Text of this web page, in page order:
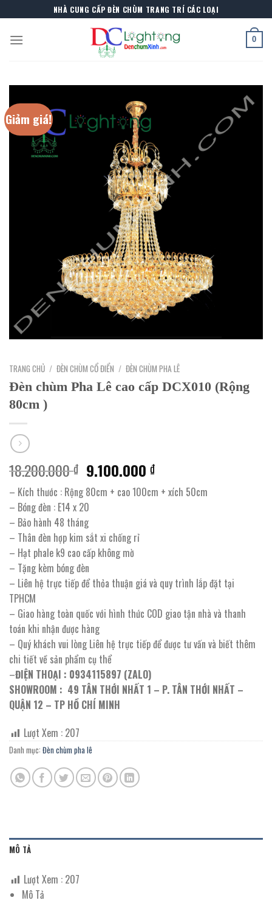
to
content
NHÀ CUNG CẤP ĐÈN CHÙM TRANG TRÍ CÁC LOẠI
0
Giảm giá!
TRANG CHỦ / ĐÈN CHÙM CỔ ĐIỂN / ĐÈN CHÙM PHA LÊ
Đèn chùm Pha Lê cao cấp DCX010 (Rộng
80cm )
18.200.000₫ Giá
gốc
là:
18.200.000 ₫.
9.100.000₫Giá
hiện
tại
– Kích thước : Rộng 80cm + cao 100cm + xích 50cm
– Bóng đèn : E14 x 20
– Bảo hành 48 tháng
– Thân đèn hợp kim sắt xi chống rỉ
– Hạt phale k9 cao cấp không mờ
– Tặng kèm bóng đèn
– Liên hệ trực tiếp để thỏa thuận giá và quy trình lắp đặt tại
TPHCM
– Giao hàng toàn quốc với hình thức COD giao tận nhà và thanh
toán khi nhận được hàng
– Quý khách vui lòng Liên hệ trực tiếp để được tư vấn và biết thêm
chi tiết về sản phẩm cụ thể
–ĐIỆN THOẠI : 0934115897 (ZALO)
SHOWROOM : 49 TÂN THỚI NHẤT 1 – P. TÂN THỚI NHẤT –
QUẬN 12 – TP HỒ CHÍ MINH
Lượt Xem : 207
Danh mục: Đèn chùm pha lê
MÔ TẢ
Lượt Xem : 207
Mô Tả